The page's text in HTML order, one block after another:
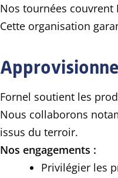
Nos tournées couvrent
Cette organisation
Fornel soutient les
Nous collaborons
issus du terroir.
Nos engagements :
Privilégier les